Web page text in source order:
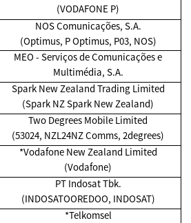
(VODAFONE P)
NOS Comunicações, S.A.
(Optimus, P Optimus, P03, NOS)
MEO - Serviços de Comunicações e
Multimédia, S.A.
Spark New Zealand Trading Limited
(Spark NZ Spark New Zealand)
Two Degrees Mobile Limited
(53024, NZL24NZ Comms, 2degrees)
*Vodafone New Zealand Limited
(Vodafone)
PT Indosat Tbk.
(INDOSATOOREDOO, INDOSAT)
*Telkomsel